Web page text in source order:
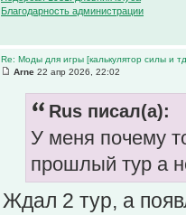
Благодарность администрации
Re: Моды для игры [калькулятор силы и
Arne 22 апр 2026, 22:02
Rus писал(а):
У меня почему
прошлый тур а
Ждал 2 тур, а